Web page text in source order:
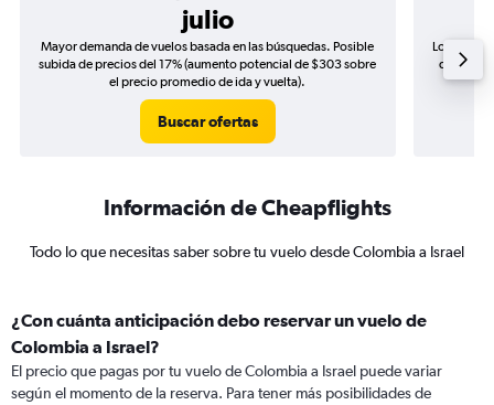
julio
Mayor demanda de vuelos basada en las búsquedas. Posible
subida de precios del 17% (aumento potencial de $303 sobre
el precio promedio de ida y vuelta).
Buscar ofertas
Los
de
Información de Cheapflights
Todo lo que necesitas saber sobre tu vuelo desde Colombia a Israel
¿Con cuánta anticipación debo reservar un vuelo de
Colombia a Israel?
El precio que pagas por tu vuelo de Colombia a Israel puede variar
según el momento de la reserva. Para tener más posibilidades de